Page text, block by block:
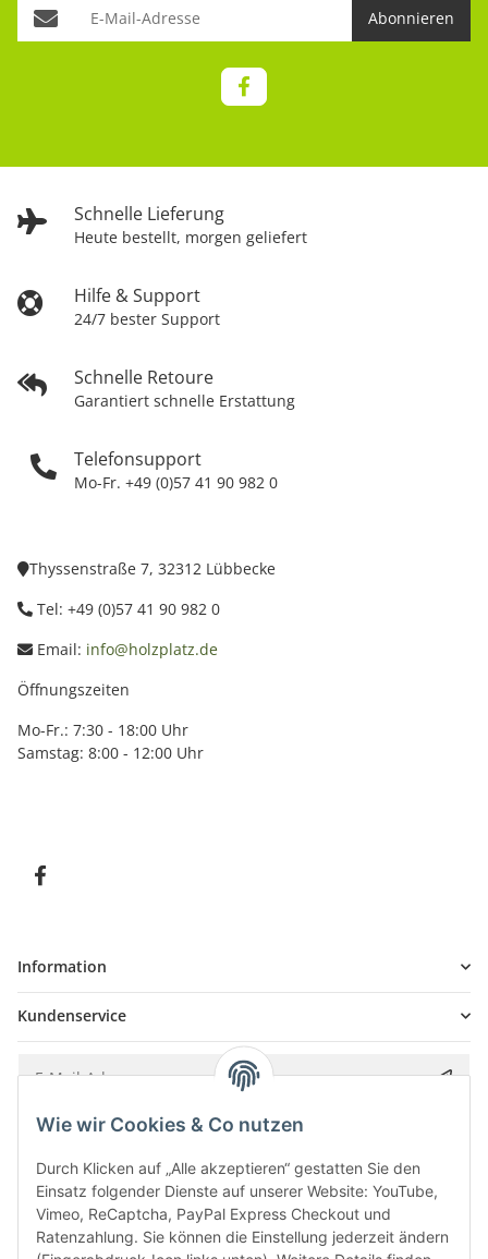
Schnelle Lieferung
Heute bestellt, morgen geliefert
Hilfe & Support
24/7 bester Support
Schnelle Retoure
Garantiert schnelle Erstattung
Telefonsupport
Mo-Fr. +49 (0)57 41 90 982 0
Abonnieren
Thyssenstraße 7, 32312 Lübbecke
Tel: +49 (0)57 41 90 982 0
Email: info@holzplatz.de
Öffnungszeiten
Mo-Fr.: 7:30 - 18:00 Uhr
Samstag: 8:00 - 12:00 Uhr
Information
Kundenservice
Bitte senden Sie mir entsprechend IhrerDatenschutzerklärung
Wie wir Cookies & Co nutzen
Durch Klicken auf „Alle akzeptieren“ gestatten Sie den
Einsatz folgender Dienste auf unserer Website: YouTube,
Vimeo, ReCaptcha, PayPal Express Checkout und
Ratenzahlung. Sie können die Einstellung jederzeit ändern